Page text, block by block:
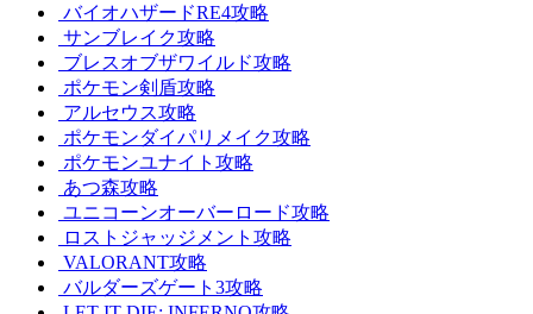
バイオハザードRE4攻略
サンブレイク攻略
ブレスオブザワイルド攻略
ポケモン剣盾攻略
アルセウス攻略
ポケモンダイパリメイク攻略
ポケモンユナイト攻略
あつ森攻略
ユニコーンオーバーロード攻略
ロストジャッジメント攻略
VALORANT攻略
バルダーズゲート3攻略